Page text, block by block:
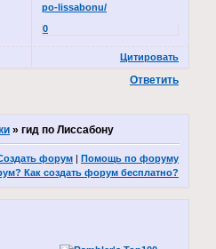
po-lissabonu/
0
Цитировать
Ответить
»гид по Лиссабону
форум | Помощь по форуму